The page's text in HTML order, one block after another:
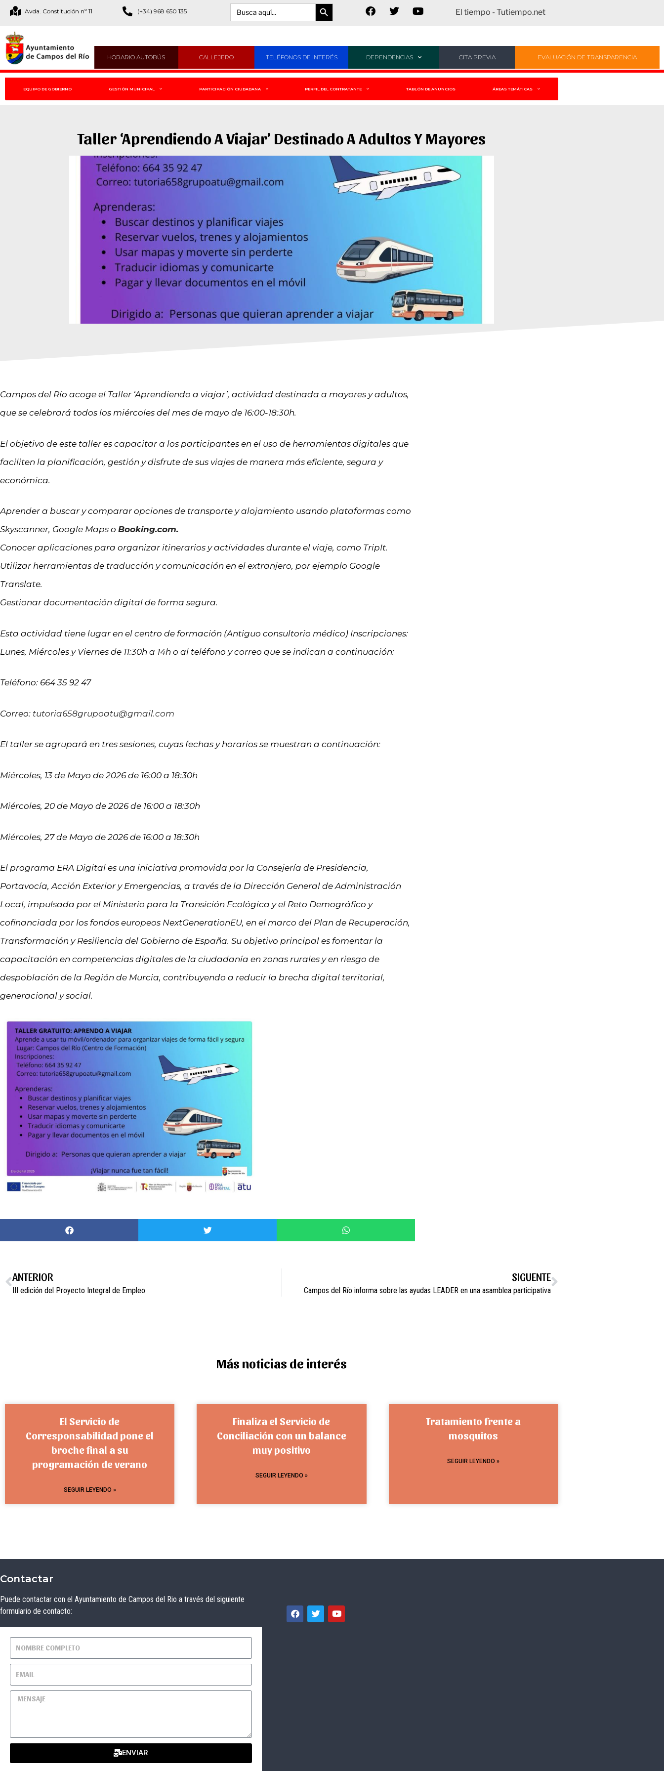
Avda. Constitución nº 11 (+34) 968 650 135 Buscar:
Botón de búsqueda
El tiempo - Tutiempo.net
HORARIO AUTOBÚS CALLEJERO TELÉFONOS DE INTERÉS DEPENDENCIAS CITA PREVIA EVALUACIÓN DE TRANSPARENCIA
EQUIPO DE GOBIERNO GESTIÓN MUNICIPAL PARTICIPACIÓN CIUDADANA PERFIL DEL CONTRATANTE TABLÓN DE ANUNCIOS ÁREAS TEMÁTICAS
Taller ‘Aprendiendo A Viajar’ Destinado A Adultos Y Mayores
Campos del Río acoge el Taller ‘Aprendiendo a viajar’, actividad destinada a mayores y adultos,
que se celebrará todos los miércoles del mes de mayo de 16:00-18:30h.
El objetivo de este taller es capacitar a los participantes en el uso de herramientas digitales que
faciliten la planificación, gestión y disfrute de sus viajes de manera más eficiente, segura y
económica.
Aprender a buscar y comparar opciones de transporte y alojamiento usando plataformas como
Skyscanner, Google Maps o Booking.com.
Conocer aplicaciones para organizar itinerarios y actividades durante el viaje, como TripIt.
Utilizar herramientas de traducción y comunicación en el extranjero, por ejemplo Google
Translate.
Gestionar documentación digital de forma segura.
Esta actividad tiene lugar en el centro de formación (Antiguo consultorio médico) Inscripciones:
Lunes, Miércoles y Viernes de 11:30h a 14h o al teléfono y correo que se indican a continuación:
Teléfono: 664 35 92 47
Correo: tutoria658grupoatu@gmail.com
El taller se agrupará en tres sesiones, cuyas fechas y horarios se muestran a continuación:
Miércoles, 13 de Mayo de 2026 de 16:00 a 18:30h
Miércoles, 20 de Mayo de 2026 de 16:00 a 18:30h
Miércoles, 27 de Mayo de 2026 de 16:00 a 18:30h
El programa ERA Digital es una iniciativa promovida por la Consejería de Presidencia,
Portavocía, Acción Exterior y Emergencias, a través de la Dirección General de Administración
Local, impulsada por el Ministerio para la Transición Ecológica y el Reto Demográfico y
cofinanciada por los fondos europeos NextGenerationEU, en el marco del Plan de Recuperación,
Transformación y Resiliencia del Gobierno de España. Su objetivo principal es fomentar la
capacitación en competencias digitales de la ciudadanía en zonas rurales y en riesgo de
despoblación de la Región de Murcia, contribuyendo a reducir la brecha digital territorial,
generacional y social.
ANTERIOR
III edición del Proyecto Integral de Empleo
SIGUENTE
Campos del Río informa sobre las ayudas LEADER en una asamblea participativa
Más noticias de interés
El Servicio de
Corresponsabilidad pone el
broche final a su
programación de verano
SEGUIR LEYENDO »
Finaliza el Servicio de
Conciliación con un balance
muy positivo
SEGUIR LEYENDO »
Tratamiento frente a
mosquitos
SEGUIR LEYENDO »
Contactar
Puede contactar con el Ayuntamiento de Campos del Rio a través del siguiente
formulario de contacto:
ENVIAR